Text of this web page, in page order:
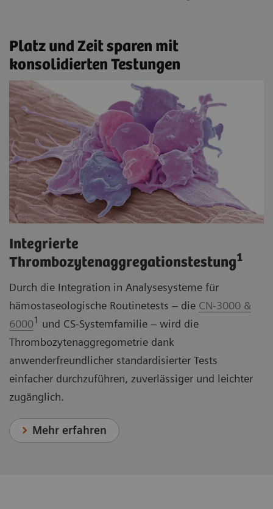
Platz und Zeit sparen mit
konsolidierten Testungen
Integrierte
Thrombozytenaggregationstestung1
Durch die Integration in Analysesysteme für
hämostaseologische Routinetests – die CN-3000 &
60001 und CS-Systemfamilie – wird die
Thrombozytenaggregometrie dank
anwenderfreundlicher standardisierter Tests
einfacher durchzuführen, zuverlässiger und leichter
zugänglich.
Mehr erfahren